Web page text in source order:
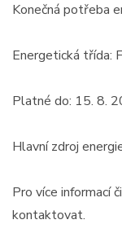
Konečná potřeba
Energetická třída: F
Platné do: 15. 8.
Hlavní zdroj
Pro více informací
kontaktovat.